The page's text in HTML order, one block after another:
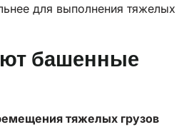
для выполнения тяжелых
башенные
тяжелых грузов